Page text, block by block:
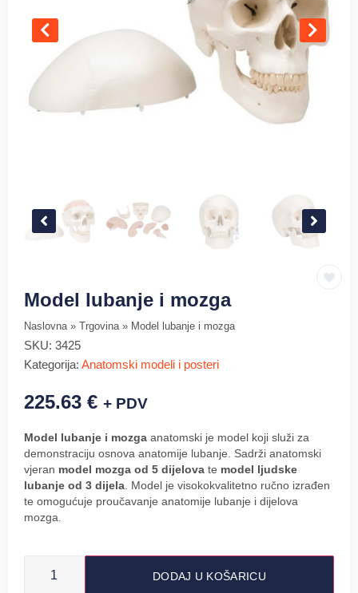
Model lubanje i mozga
Naslovna» Trgovina» Model lubanje i mozga
SKU: 3425
Kategorija: Anatomski modeli i posteri
225.63 € + PDV
Model lubanje i mozga anatomski je model koji služi za
demonstraciju osnova anatomije lubanje. Sadrži anatomski
vjeran model mozga od 5 dijelova te model ljudske
lubanje od 3 dijela. Model je visokokvalitetno ručno izrađen
te omogućuje proučavanje anatomije lubanje i dijelova
mozga.
DODAJ U KOŠARICU